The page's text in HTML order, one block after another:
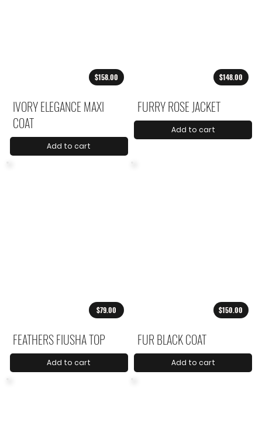
$158.00
IVORY ELEGANCE MAXI
COAT
Add to cart
$148.00
FURRY ROSE JACKET
Add to cart
$79.00
FEATHERS FIUSHA TOP
Add to cart
$150.00
FUR BLACK COAT
Add to cart